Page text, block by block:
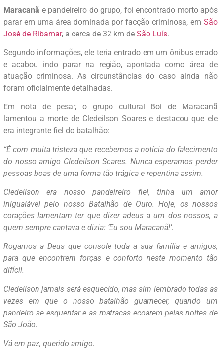
Maracanã e pandeireiro do grupo, foi encontrado morto após
parar em uma área dominada por facção criminosa, em São
José de Ribamar, a cerca de 32 km de São Luís.
Segundo informações, ele teria entrado em um ônibus errado
e acabou indo parar na região, apontada como área de
atuação criminosa. As circunstâncias do caso ainda não
foram oficialmente detalhadas.
Em nota de pesar, o grupo cultural Boi de Maracanã
lamentou a morte de Cledeilson Soares e destacou que ele
era integrante fiel do batalhão:
“É com muita tristeza que recebemos a notícia do falecimento
do nosso amigo Cledeilson Soares. Nunca esperamos perder
pessoas boas de uma forma tão trágica e repentina assim.
Cledeilson era nosso pandeireiro fiel, tinha um amor
inigualável pelo nosso Batalhão de Ouro. Hoje, os nossos
corações lamentam ter que dizer adeus a um dos nossos, a
quem sempre cantava e dizia: ‘Eu sou Maracanã!’.
Rogamos a Deus que console toda a sua família e amigos,
para que encontrem forças e conforto neste momento tão
difícil.
Cledeilson jamais será esquecido, mas sim lembrado todas as
vezes em que o nosso batalhão guarnecer, quando um
pandeiro se esquentar e as matracas ecoarem pelas noites de
São João.
Vá em paz, querido amigo.